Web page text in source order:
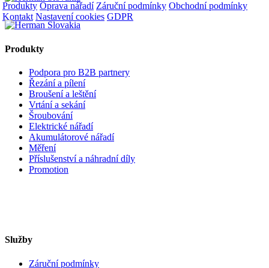
Produkty Oprava nářadí Záruční podmínky Obchodní podmínky
Kontakt Nastavení cookies GDPR
Produkty
Podpora pro B2B partnery
Řezání a pílení
Broušení a leštění
Vrtání a sekání
Šroubování
Elektrické nářadí
Akumulátorové nářadí
Měření
Příslušenství a náhradní díly
Promotion
Služby
Záruční podmínky